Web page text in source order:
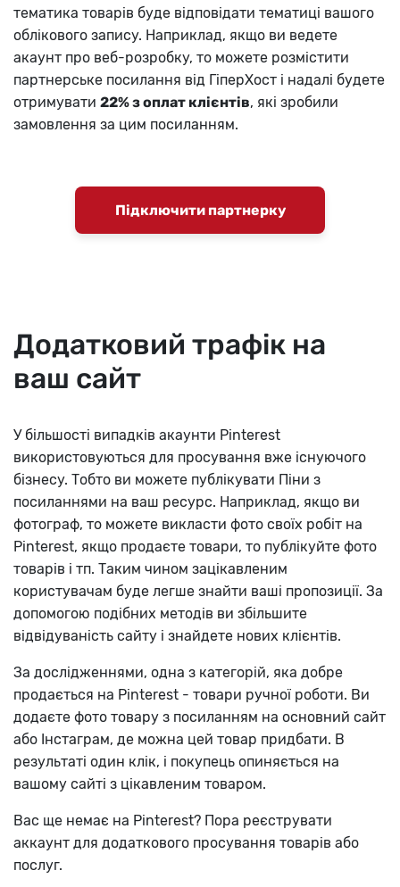
тематика товарів буде відповідати тематиці вашого
облікового запису. Наприклад, якщо ви ведете
акаунт про веб-розробку, то можете розмістити
партнерське посилання від ГіперХост і надалі будете
отримувати 22% з оплат клієнтів, які зробили
замовлення за цим посиланням.
Підключити партнерку
Додатковий трафік на
ваш сайт
У більшості випадків акаунти Pinterest
використовуються для просування вже існуючого
бізнесу. Тобто ви можете публікувати Піни з
посиланнями на ваш ресурс. Наприклад, якщо ви
фотограф, то можете викласти фото своїх робіт на
Pinterest, якщо продаєте товари, то публікуйте фото
товарів і тп. Таким чином зацікавленим
користувачам буде легше знайти ваші пропозиції. За
допомогою подібних методів ви збільшите
відвідуваність сайту і знайдете нових клієнтів.
За дослідженнями, одна з категорій, яка добре
продається на Pinterest - товари ручної роботи. Ви
додаєте фото товару з посиланням на основний сайт
або Інстаграм, де можна цей товар придбати. В
результаті один клік, і покупець опиняється на
вашому сайті з цікавленим товаром.
Вас ще немає на Pinterest? Пора реєструвати
аккаунт для додаткового просування товарів або
послуг.